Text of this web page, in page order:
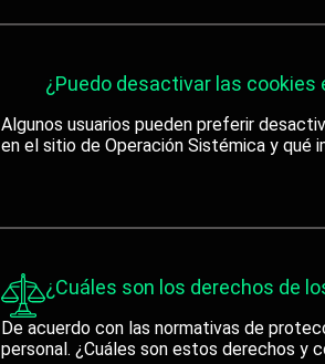
¿Puedo desactivar las cookies
Algunos usuarios pueden preferir
en el sitio de Operación Sistémica y
¿Cuáles son los derechos de
De acuerdo con las normativas de
personal. ¿Cuáles son estos derechos y